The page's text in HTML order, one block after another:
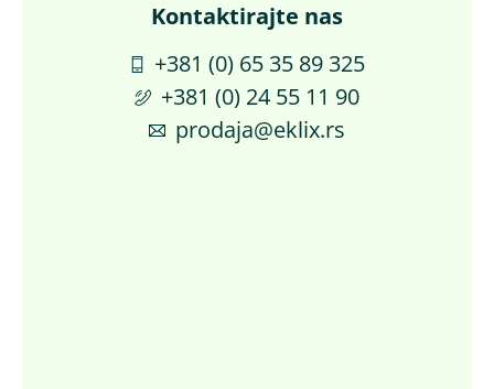
Kontaktirajte nas​
+381 (0) 65 35 89 325
+381 (0) 24 55 11 90
prodaja@eklix.rs